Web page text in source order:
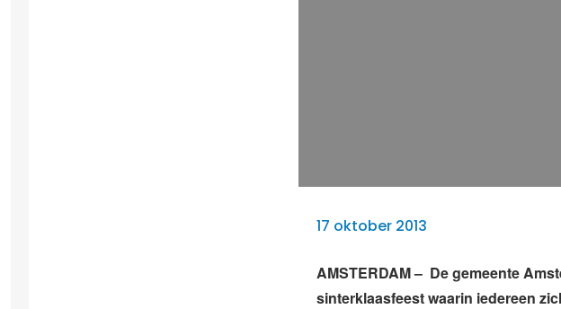
17 oktober 2013
AMSTERDAM – De gemeente
sinterklaasfeest waarin iedereen